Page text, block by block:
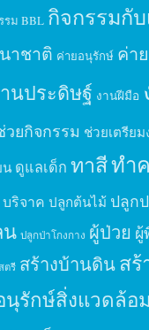
รม BBL กิจกรรมกับ
าชาติ ค่ายอนุรักษ์ ค่า
นประดิษฐ์ งานฝีมือ
วยกิจกรรม ช่วยเตรียม
น ดูแลเด็ก ทาสีทำ
บริจาค ปลูกต้นไม้ ปลูก
น ปลูกป่าโกงกาง ผู้ป่วย ผู้
ตรี สร้างบ้านดินสร้
นุรักษ์สิ่งแวดล้อม